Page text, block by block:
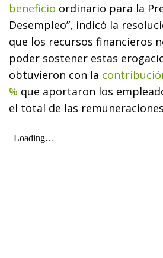
beneficio ordinario para la
Desempleo”, indicó la
que los recursos financieros
poder sostener estas
obtuvieron con la
% que aportaron los
el total de las